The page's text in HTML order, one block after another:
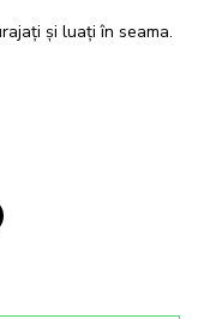
și luați în seama.